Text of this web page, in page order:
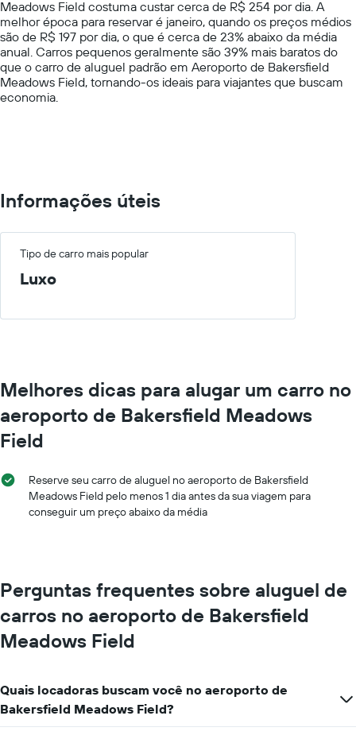
1
Y
axis
displaying
values.
Range:
0
Meadows Field costuma custar cerca de R$ 254 por dia. A
melhor época para reservar é janeiro, quando os preços médios
são de R$ 197 por dia, o que é cerca de 23% abaixo da média
anual. Carros pequenos geralmente são 39% mais baratos do
que o carro de aluguel padrão em Aeroporto de Bakersfield
Meadows Field, tornando-os ideais para viajantes que buscam
economia.
Informações úteis
Tipo de carro mais popular
Luxo
Melhores dicas para alugar um carro no
aeroporto de Bakersfield Meadows
Field
Reserve seu carro de aluguel no aeroporto de Bakersfield
Meadows Field pelo menos 1 dia antes da sua viagem para
conseguir um preço abaixo da média
Perguntas frequentes sobre aluguel de
carros no aeroporto de Bakersfield
Meadows Field
Quais locadoras buscam você no aeroporto de
Bakersfield Meadows Field?